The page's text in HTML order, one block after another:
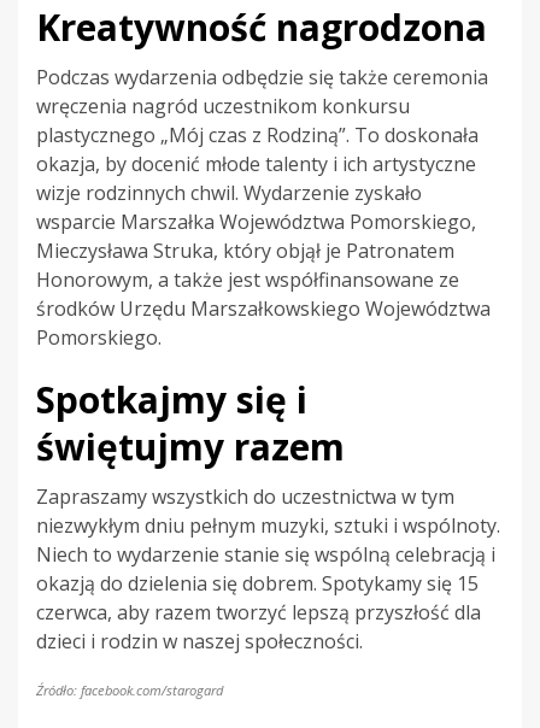
Kreatywność nagrodzona
Podczas wydarzenia odbędzie się także ceremonia
wręczenia nagród uczestnikom konkursu
plastycznego „Mój czas z Rodziną”. To doskonała
okazja, by docenić młode talenty i ich artystyczne
wizje rodzinnych chwil. Wydarzenie zyskało
wsparcie Marszałka Województwa Pomorskiego,
Mieczysława Struka, który objął je Patronatem
Honorowym, a także jest współfinansowane ze
środków Urzędu Marszałkowskiego Województwa
Pomorskiego.
Spotkajmy się i
świętujmy razem
Zapraszamy wszystkich do uczestnictwa w tym
niezwykłym dniu pełnym muzyki, sztuki i wspólnoty.
Niech to wydarzenie stanie się wspólną celebracją i
okazją do dzielenia się dobrem. Spotykamy się 15
czerwca, aby razem tworzyć lepszą przyszłość dla
dzieci i rodzin w naszej społeczności.
Źródło: facebook.com/starogard